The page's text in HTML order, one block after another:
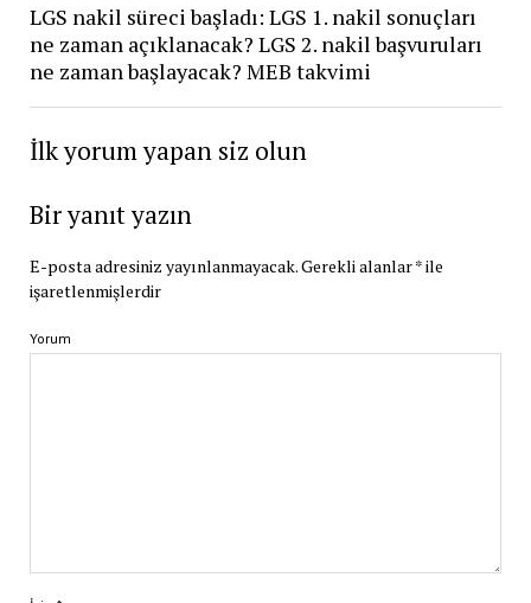
LGS nakil süreci başladı: LGS 1. nakil sonuçları
ne zaman açıklanacak? LGS 2. nakil başvuruları
ne zaman başlayacak? MEB takvimi
İlk yorum yapan siz olun
Bir yanıt yazın
E-posta adresiniz yayınlanmayacak.Gerekli alanlar*ile
işaretlenmişlerdir
Yorum